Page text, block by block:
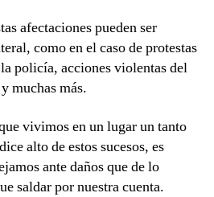
afectaciones pueden ser
como en el caso de protestas
policía, acciones violentas del
muchas más.
vivimos en un lugar un tanto
alto de estos sucesos, es
ante daños que de lo
saldar por nuestra cuenta.